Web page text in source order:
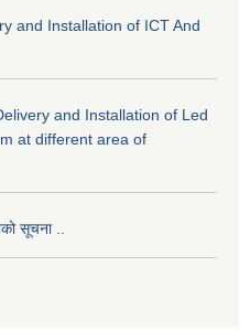
and Installation of ICT And
and Installation of Led
at different area of
सूचना ..